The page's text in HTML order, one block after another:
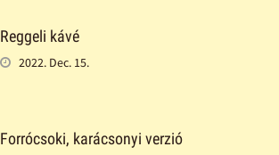
Reggeli kávé
2022. Dec. 15.
Forrócsoki, karácsonyi verzió